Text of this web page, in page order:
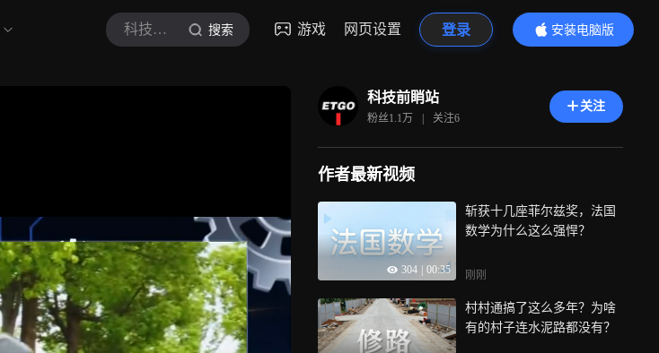
科技前睄站 搜索 游戏 网页设置 登录
安装电脑版
内容更精彩
科技前睄站
粉丝1.1万 | 关注6
关注
作者最新视频
304 00:35
斩获十几座菲尔兹奖，法国
数学为什么这么强悍？
刚刚
村村通搞了这么多年？为啥
有的村子连水泥路都没有？